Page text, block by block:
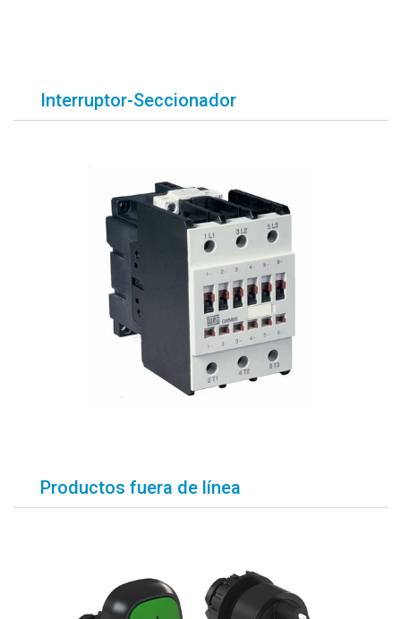
Interruptor-Seccionador
Productos fuera de línea